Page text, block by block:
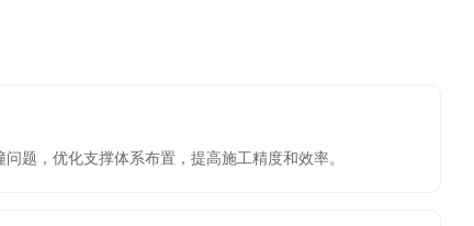
题，优化支撑体系布置，提高施工精度和效率。